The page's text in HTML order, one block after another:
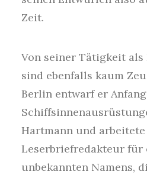
Zeit.
Von seiner Tätigkeit
sind ebenfalls kaum
Berlin entwarf er
Hartmann und arbeitete
Leserbriefredakteur
unbekannten Namens,